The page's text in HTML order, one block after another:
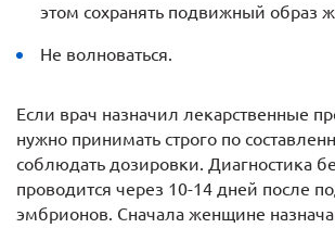
этом сохранять подвижный образ
Не волноваться.
Если врач назначил лекарственные
нужно принимать строго по
соблюдать дозировки. Диагностика
проводится через 10-14 дней после
эмбрионов. Сначала женщине